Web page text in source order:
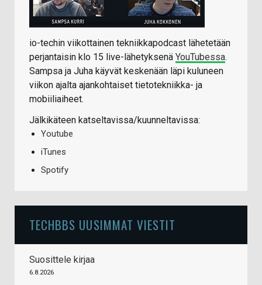
io-techin viikottainen tekniikkapodcast lähetetään
perjantaisin klo 15 live-lähetyksenä YouTubessa.
Sampsa ja Juha käyvät keskenään läpi kuluneen
viikon ajalta ajankohtaiset tietotekniikka- ja
mobiiliaiheet.
Jälkikäteen katseltavissa/kuunneltavissa:
Youtube
iTunes
Spotify
TECHBBS UUSIMMAT VIESTIT
Suosittele kirjaa
6.8.2026